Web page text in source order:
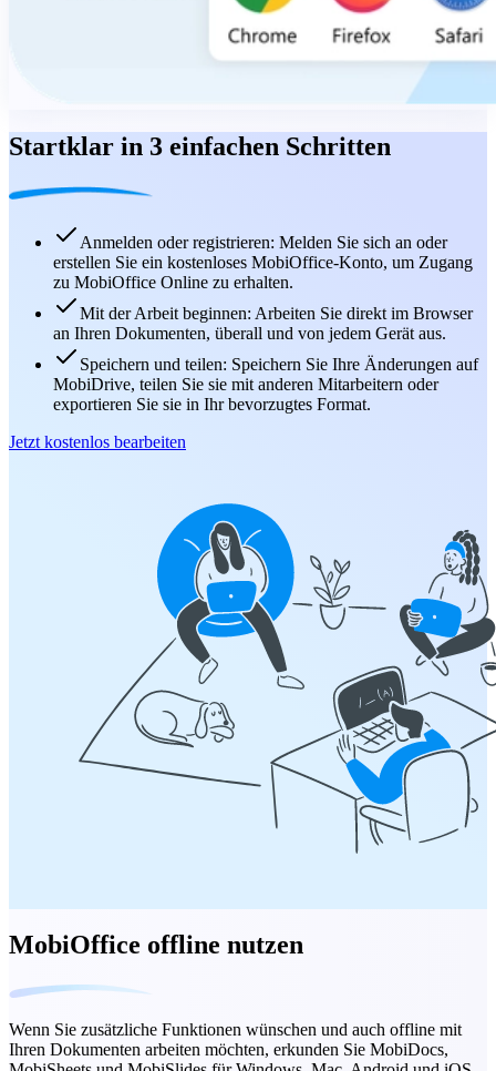
Startklar in 3 einfachen Schritten
Anmelden oder registrieren: Melden Sie sich an oder
erstellen Sie ein kostenloses MobiOffice-Konto, um Zugang
zu MobiOffice Online zu erhalten.
Mit der Arbeit beginnen: Arbeiten Sie direkt im Browser
an Ihren Dokumenten, überall und von jedem Gerät aus.
Speichern und teilen: Speichern Sie Ihre Änderungen auf
MobiDrive, teilen Sie sie mit anderen Mitarbeitern oder
exportieren Sie sie in Ihr bevorzugtes Format.
Jetzt kostenlos bearbeiten
MobiOffice offline nutzen
Wenn Sie zusätzliche Funktionen wünschen und auch offline mit
Ihren Dokumenten arbeiten möchten, erkunden Sie MobiDocs,